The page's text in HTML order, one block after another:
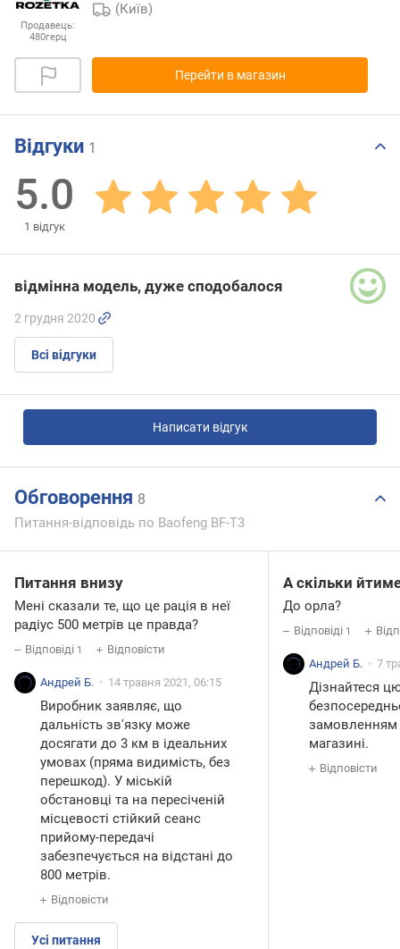
Продавець:
480герц
(Київ)
Перейти в магазин
Відгуки 1
5.0
1 відгук
відмінна модель, дуже сподобалося
2 грудня 2020
Всі відгуки
Написати відгук
Обговорення 8
Питання-відповідь по Baofeng BF-T3
Питання внизу
Мені сказали те, що це рація в неї
радіус 500 метрів це правда?
Відповіді 1 Відповісти
Андрей Б. 14 травня 2021, 06:15
Виробник заявляє, що
дальність зв'язку може
досягати до 3 км в ідеальних
умовах (пряма видимість, без
перешкод). У міській
обстановці та на пересіченій
місцевості стійкий сеанс
прийому-передачі
забезпечується на відстані до
800 метрів.
Відповісти
Усі питання
А скільки
До орла?
Відповіді 1
Андрей Б. 7
Дізнайтеся
замовленням
магазині.
Відповісти